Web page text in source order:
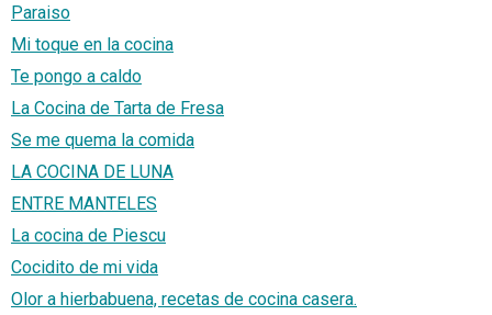
Paraiso
Mi toque en la cocina
Te pongo a caldo
La Cocina de Tarta de Fresa
Se me quema la comida
LA COCINA DE LUNA
ENTRE MANTELES
La cocina de Piescu
Cocidito de mi vida
Olor a hierbabuena, recetas de cocina casera.